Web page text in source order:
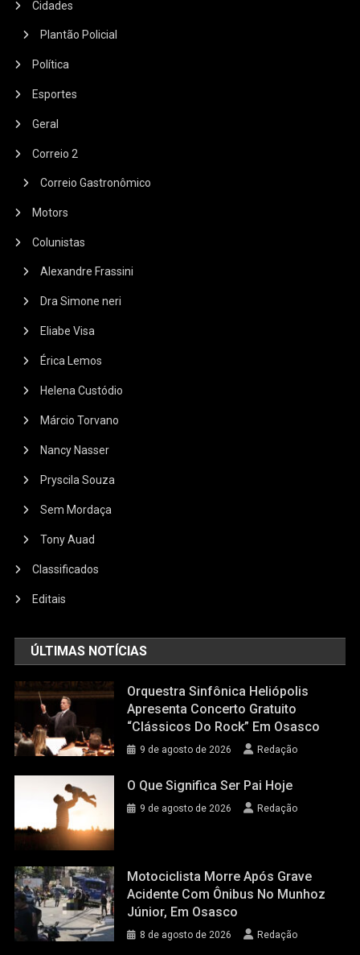
Cidades
Plantão Policial
Política
Esportes
Geral
Correio 2
Correio Gastronômico
Motors
Colunistas
Alexandre Frassini
Dra Simone neri
Eliabe Visa
Érica Lemos
Helena Custódio
Márcio Torvano
Nancy Nasser
Pryscila Souza
Sem Mordaça
Tony Auad
Classificados
Editais
ÚLTIMAS NOTÍCIAS
Orquestra Sinfônica Heliópolis
Apresenta Concerto Gratuito
“Clássicos Do Rock” Em Osasco
9 de agosto de 2026 Redação
O Que Significa Ser Pai Hoje
9 de agosto de 2026 Redação
Motociclista Morre Após Grave
Acidente Com Ônibus No Munhoz
Júnior, Em Osasco
8 de agosto de 2026 Redação